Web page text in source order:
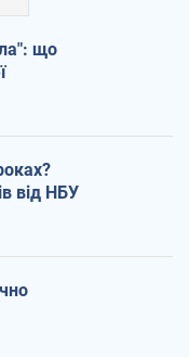
що
від НБУ